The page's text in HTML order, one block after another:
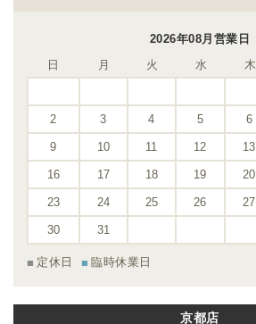
2026年08月営業日
日
月 火 水 木
2 3 4 5 6
9 10 11 12 13
16 17 18 19 20
23 24 25 26 27
30 31
定休日 臨時休業日
京都店